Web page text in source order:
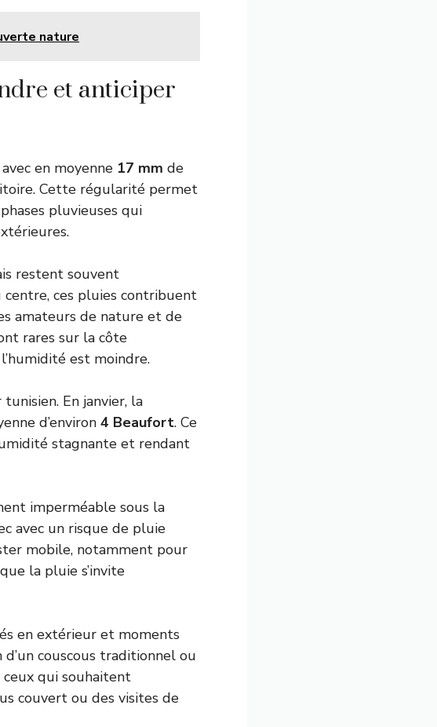
nature
et anticiper
en moyenne 17 mm de
Cette régularité permet
pluvieuses qui
restent souvent
ces pluies contribuent
amateurs de nature et de
rares sur la côte
est moindre.
En janvier, la
d’environ 4 Beaufort. Ce
stagnante et rendant
imperméable sous la
avec un risque de pluie
mobile, notamment pour
la pluie s’invite
en extérieur et moments
couscous traditionnel ou
ceux qui souhaitent
couvert ou des visites de